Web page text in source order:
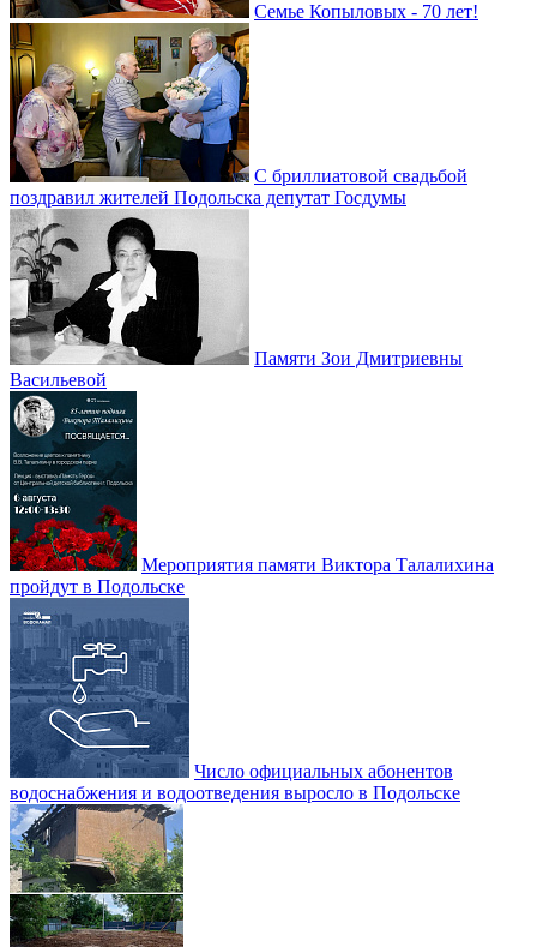
Семье Копыловых - 70 лет!
С бриллиатовой свадьбой
поздравил жителей Подольска депутат Госдумы
Памяти Зои Дмитриевны
Васильевой
Мероприятия памяти Виктора Талалихина
пройдут в Подольске
Число официальных абонентов
водоснабжения и водоотведения выросло в Подольске